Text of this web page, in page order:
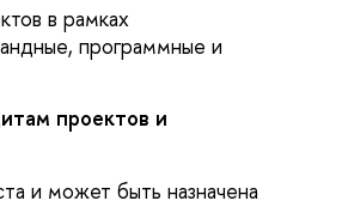
в рамках
программные и
проектов и
и может быть назначена